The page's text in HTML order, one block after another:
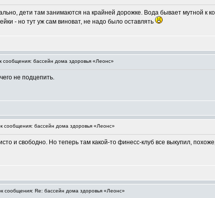
дети там занимаются на крайней дорожке. Вода бывает мутной к
- но тут уж сам виноват, не надо было оставлять
сообщения: бассейн дома здоровья «Леонс»
не подцепить.
сообщения: бассейн дома здоровья «Леонс»
и свободно. Но теперь там какой-то финесс-клуб все выкупил,
сообщения: Re: бассейн дома здоровья «Леонс»